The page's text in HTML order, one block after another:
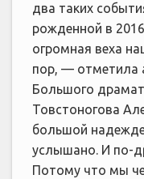
два таких
рожденной в
огромная веха
пор, — отметила
Большого
Товстоногова
большой
услышано. И по-
Потому что мы